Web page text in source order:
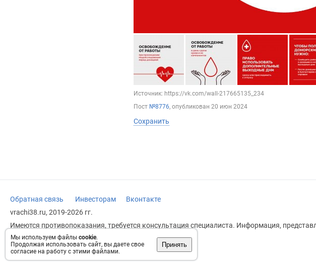
Мы используем файлы cookie.
Продолжая использовать сайт, вы даете свое
согласие на работу с этими файлами.
Принять
Источник: https://vk.com/wall-217665135_234
Пост №8776, опубликован 20 июн 2024
Сохранить
Обратная связь Инвесторам
Вконтакте
vrachi38.ru, 2019-2026 гг.
Имеются противопоказания, требуется консультация специалиста. Информация,
заменяет прием врача.
Возрастное ограничение: 18+